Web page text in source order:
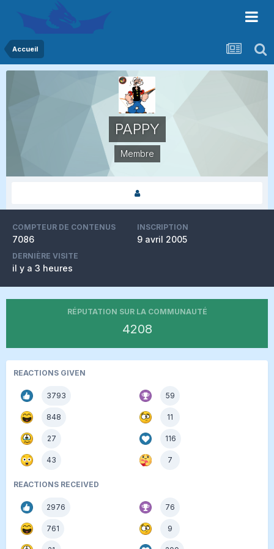
Accueil
PAPPY
Membre
COMPTEUR DE CONTENUS
7086
INSCRIPTION
9 avril 2005
DERNIÈRE VISITE
il y a 3 heures
RÉPUTATION SUR LA COMMUNAUTÉ
4208
REACTIONS GIVEN
3793 59
848 11
27 116
43 7
REACTIONS RECEIVED
2976 76
761 9